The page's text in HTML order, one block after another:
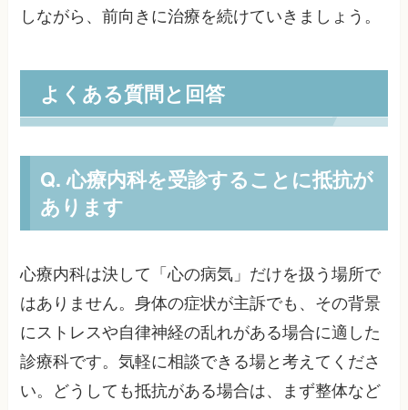
しながら、前向きに治療を続けていきましょう。
よくある質問と回答
Q. 心療内科を受診することに抵抗が
あります
心療内科は決して「心の病気」だけを扱う場所で
はありません。身体の症状が主訴でも、その背景
にストレスや自律神経の乱れがある場合に適した
診療科です。気軽に相談できる場と考えてくださ
い。どうしても抵抗がある場合は、まず整体など